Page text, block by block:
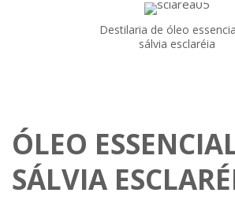
Destilaria de óleo
sálvia esclaréia
ÓLEO
SÁLVIA